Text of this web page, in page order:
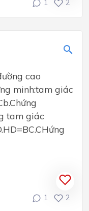
1 2
cao
minh:tam giác
tam giác
1 2